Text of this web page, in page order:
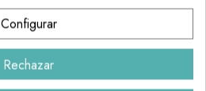
Configurar
Rechazar